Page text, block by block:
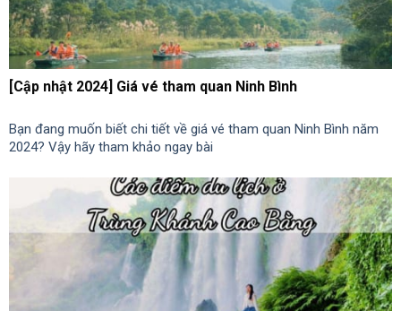
[Cập nhật 2024] Giá vé tham quan Ninh Bình
Bạn đang muốn biết chi tiết về giá vé tham quan Ninh Bình năm
2024? Vậy hãy tham khảo ngay bài